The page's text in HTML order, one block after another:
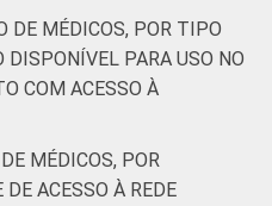
DE MÉDICOS, POR TIPO
DISPONÍVEL PARA USO NO
COM ACESSO À
MÉDICOS, POR
ACESSO À REDE